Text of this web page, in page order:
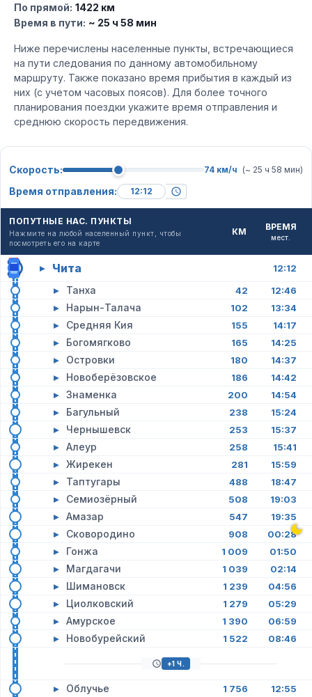
По прямой: 1422 км
Время в пути: ~ 25 ч 58 мин
Ниже перечислены населенные пункты, встречающиеся
на пути следования по данному автомобильному
маршруту. Также показано время прибытия в каждый из
них (с учетом часовых поясов). Для более точного
планирования поездки укажите время отправления и
среднюю скорость передвижения.
Скорость: 74 км/ч (~ 25 ч 58 мин)
Время отправления:
ПОПУТНЫЕ НАС. ПУНКТЫ
Нажмите на любой населенный пункт, чтобы
посмотреть его на карте
КМ ВРЕМЯ
мест.
▸ Чита 12:12
▸ Танха 42 12:46
▸ Нарын-Талача 102 13:34
▸ Средняя Кия 155 14:17
▸ Богомягково 165 14:25
▸ Островки 180 14:37
▸ Новоберёзовское 186 14:42
▸ Знаменка 200 14:54
▸ Багульный 238 15:24
▸ Чернышевск 253 15:37
▸ Алеур 258 15:41
▸ Жирекен 281 15:59
▸ Таптугары 488 18:47
▸ Семиозёрный 508 19:03
▸ Амазар 547 19:35
▸ Сковородино 908 00:28
▸ Гонжа 1 009 01:50
▸ Магдагачи 1 039 02:14
▸ Шимановск 1 239 04:56
▸ Циолковский 1 279 05:29
▸ Амурское 1 390 06:59
▸ Новобурейский 1 522 08:46
+1 Ч.
▸ Облучье 1 756 12:55